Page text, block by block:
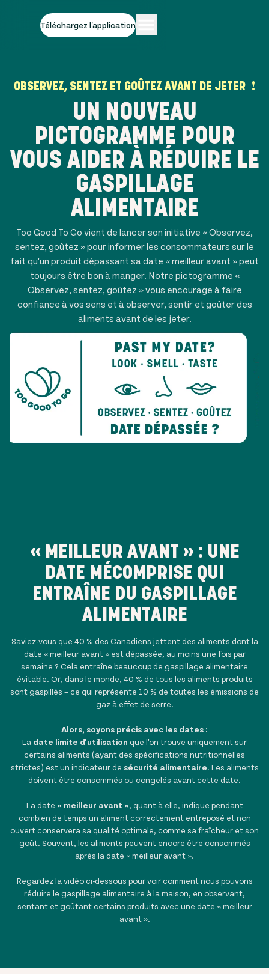
Téléchargez l'application
OBSERVEZ, SENTEZ ET GOÛTEZ AVANT DE JETER !
UN NOUVEAU
PICTOGRAMME POUR
VOUS AIDER À RÉDUIRE LE
GASPILLAGE
ALIMENTAIRE
Too Good To Go vient de lancer son initiative « Observez,
sentez, goûtez » pour informer les consommateurs sur le
fait qu'un produit dépassant sa date « meilleur avant » peut
toujours être bon à manger. Notre pictogramme «
Observez, sentez, goûtez » vous encourage à faire
confiance à vos sens et à observer, sentir et goûter des
aliments avant de les jeter.
« MEILLEUR AVANT » : UNE
DATE MÉCOMPRISE QUI
ENTRAÎNE DU GASPILLAGE
ALIMENTAIRE
Saviez-vous que 40 % des Canadiens jettent des aliments dont la
date « meilleur avant » est dépassée, au moins une fois par
semaine ? Cela entraîne beaucoup de gaspillage alimentaire
évitable. Or, dans le monde, 40 % de tous les aliments produits
sont gaspillés – ce qui représente 10 % de toutes les émissions de
gaz à effet de serre.
Alors, soyons précis avec les dates :
La date limite d'utilisation que l'on trouve uniquement sur
certains aliments (ayant des spécifications nutritionnelles
strictes) est un indicateur de sécurité alimentaire. Les aliments
doivent être consommés ou congelés avant cette date.
La date « meilleur avant », quant à elle, indique pendant
combien de temps un aliment correctement entreposé et non
ouvert conservera sa qualité optimale, comme sa fraîcheur et son
goût. Souvent, les aliments peuvent encore être consommés
après la date « meilleur avant ».
Regardez la vidéo ci-dessous pour voir comment nous pouvons
réduire le gaspillage alimentaire à la maison, en observant,
sentant et goûtant certains produits avec une date « meilleur
avant ».